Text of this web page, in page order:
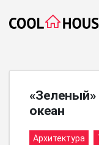
океан
Архитектура